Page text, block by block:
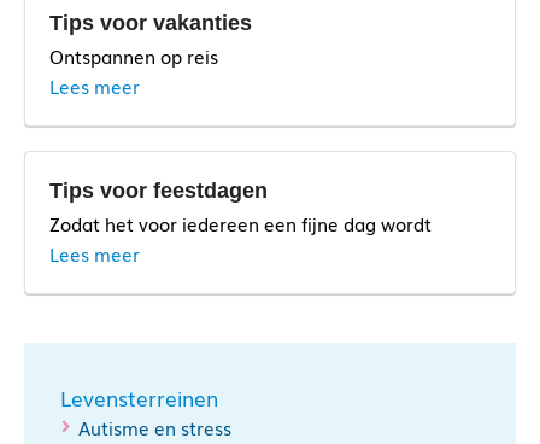
Tips voor vakanties
Ontspannen op reis
Lees meer
Tips voor feestdagen
Zodat het voor iedereen een fijne dag wordt
Lees meer
Levensterreinen
Autisme en stress